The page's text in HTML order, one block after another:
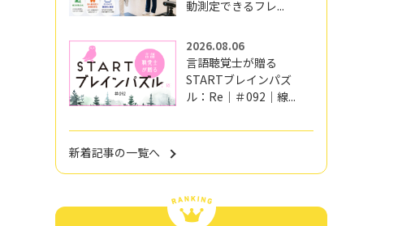
動測定できるフレ...
2026.08.06
言語聴覚士が贈る
STARTブレインパズ
ル：Re｜＃092｜線...
新着記事の一覧へ